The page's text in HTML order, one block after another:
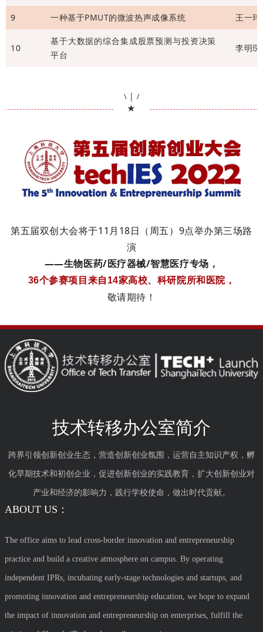
9 一种基于PMUT的微波热声成像系统 王一玮
10
基于大数据的综合集成股票预测与投资决策
平台
李明琛
\ | /
★
第五届双创大会将于11 月 18日（周五） 9点举办第三场路
演
——生物医药/医疗器械/智慧医疗专场，
36个参赛项目来自14家高校、科研院所和医院，
敬请期待！
技术转移办公室简介
跨界引领创新创业生态，营造创新创业氛围，运营自主知识产权，孵
化早期技术和初创企业，促进创新创业的实践教育，扩大创新创业对
产业和经济的影响力，践行学校使命，做出时代贡献。
ABOUT US：
The office aims to lead cross-border innovation and entrepreneurship
practice and build a creative atmosphere on campus. By operating
independent IPRs, incubating early-stage technologies and startups, and
promoting innovation and entrepreneurship education, we hope to expand
the impact of innovation and entrepreneurship on enterprises, fulfill the